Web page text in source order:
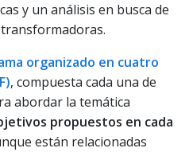
y un análisis en busca de
organizado en cuatro
, compuesta cada una de
abordar la temática
propuestos en cada
están relacionadas